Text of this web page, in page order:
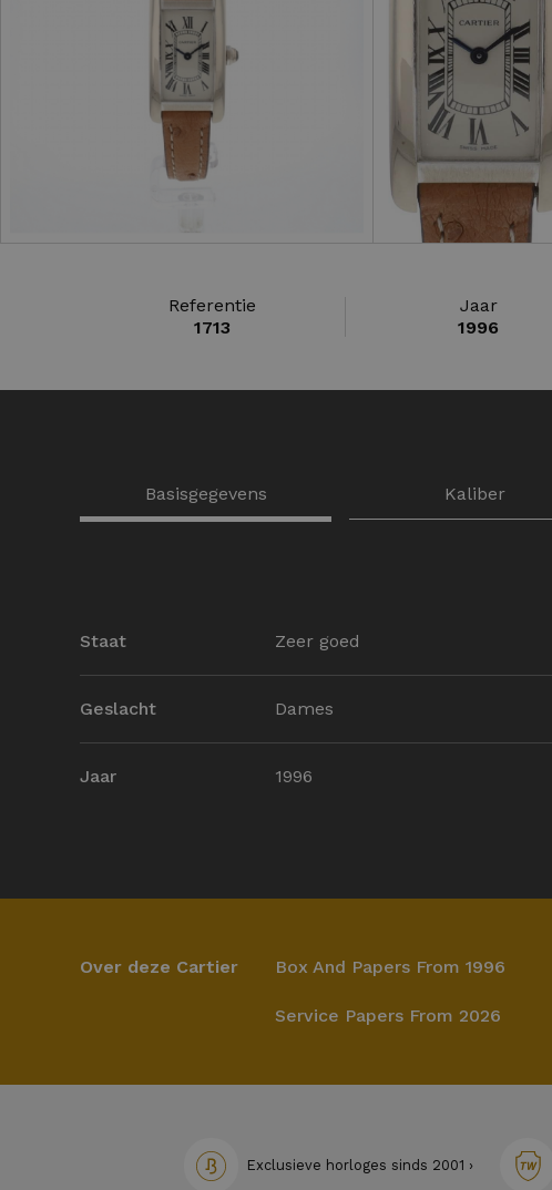
Referentie
1713
Jaar
1996
Basisgegevens Kaliber
Staat Zeer goed
Geslacht Dames
Jaar 1996
Over deze Cartier Box And Papers From 1996
Service Papers From 2026
Exclusieve horloges sinds 2001 ›